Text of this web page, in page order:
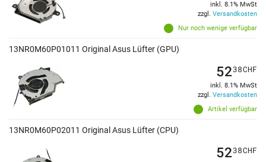
Nur noch wenige verfügbar
inkl. 8.1% MwSt
zzgl. Versandkosten
13NR0M60P01011 Original Asus Lüfter (GPU)
Artikel verfügbar
5238CHF
inkl. 8.1% MwSt
zzgl. Versandkosten
13NR0M60P02011 Original Asus Lüfter (CPU)
5238CHF